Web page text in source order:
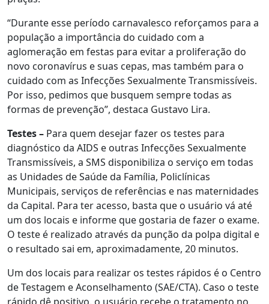
“Durante esse período carnavalesco reforçamos para a
população a importância do cuidado com a
aglomeração em festas para evitar a proliferação do
novo coronavírus e suas cepas, mas também para o
cuidado com as Infecções Sexualmente Transmissíveis.
Por isso, pedimos que busquem sempre todas as
formas de prevenção”, destaca Gustavo Lira.
Testes – Para quem desejar fazer os testes para
diagnóstico da AIDS e outras Infecções Sexualmente
Transmissíveis, a SMS disponibiliza o serviço em todas
as Unidades de Saúde da Família, Policlínicas
Municipais, serviços de referências e nas maternidades
da Capital. Para ter acesso, basta que o usuário vá até
um dos locais e informe que gostaria de fazer o exame.
O teste é realizado através da punção da polpa digital e
o resultado sai em, aproximadamente, 20 minutos.
Um dos locais para realizar os testes rápidos é o Centro
de Testagem e Aconselhamento (SAE/CTA). Caso o teste